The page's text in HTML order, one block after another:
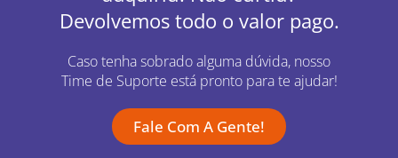
Devolvemos todo o valor pago.
Caso tenha sobrado alguma dúvida, nosso
Time de Suporte está pronto para te ajudar!
Fale Com A Gente!